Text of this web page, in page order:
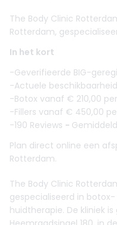
The Body Clinic
Rotterdam,
In het kort
-Geverifieerde BIG-
-Actuele
-Botox vanaf € 210,00
-Fillers vanaf € 450,00
-190 Reviews -
Plan direct online een
Rotterdam.
The Body Clinic
gespecialiseerd in
huidtherapie. De kliniek